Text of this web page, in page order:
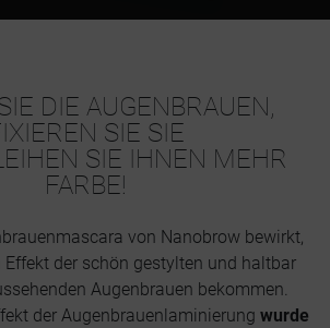
DIE AUGENBRAUEN,
SIE SIE
SIE IHNEN MEHR
FARBE!
von Nanobrow bewirkt,
Effekt der schön gestylten und haltbar
Augenbrauen bekommen.
der Augenbrauenlaminierung wurde